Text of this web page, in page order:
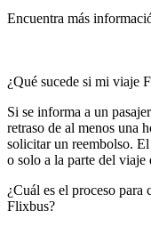
Encuentra más
¿Qué sucede si mi viaje
Si se informa a un
retraso de al menos una
solicitar un reembolso.
o solo a la parte del viaje
¿Cuál es el proceso
Flixbus?